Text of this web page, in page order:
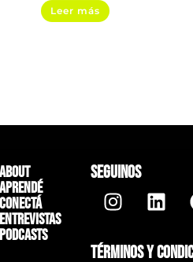
Leer más
About
Aprendé
Conectá
Entrevistas
Podcasts
SEGUINOS
TÉRMINOS Y